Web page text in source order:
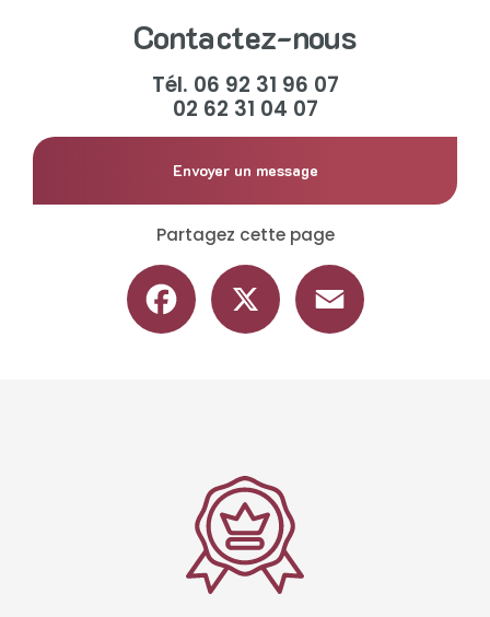
Contactez-nous
Tél. 06 92 31 96 07
02 62 31 04 07
Envoyer un message
Partagez cette page
Facebook